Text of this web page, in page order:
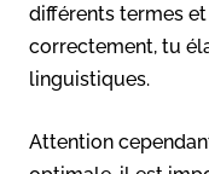
différents termes
correctement, tu
linguistiques.
Attention